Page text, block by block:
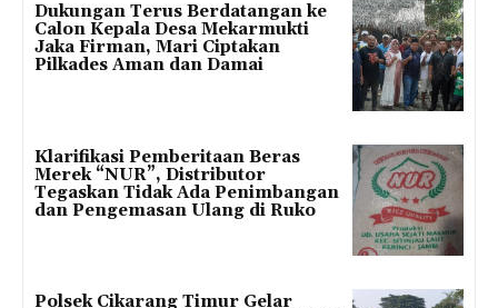
Dukungan Terus Berdatangan ke
Calon Kepala Desa Mekarmukti
Jaka Firman, Mari Ciptakan
Pilkades Aman dan Damai
Klarifikasi Pemberitaan Beras
Merek “NUR”, Distributor
Tegaskan Tidak Ada Penimbangan
dan Pengemasan Ulang di Ruko
Polsek Cikarang Timur Gelar